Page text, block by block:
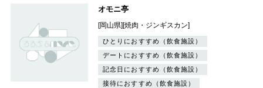
オモニ亭
[岡山県][焼肉・ジンギスカン]
ひとりにおすすめ（飲食施設）
デートにおすすめ（飲食施設）
記念日におすすめ（飲食施設）
接待におすすめ（飲食施設）